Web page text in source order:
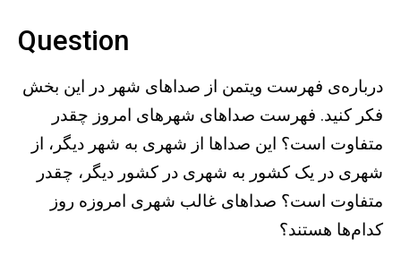
Question
درباره‌ی فهرست ویتمن از صداهای شهر در این بخش
فکر کنید. فهرست صداهای شهرهای امروز چقدر
متفاوت است؟ این صداها از شهری به شهر دیگر، از
شهری در یک کشور به شهری در کشور دیگر، چقدر
متفاوت است؟ صداهای غالب شهری امروزه روز
کدام‌ها هستند؟